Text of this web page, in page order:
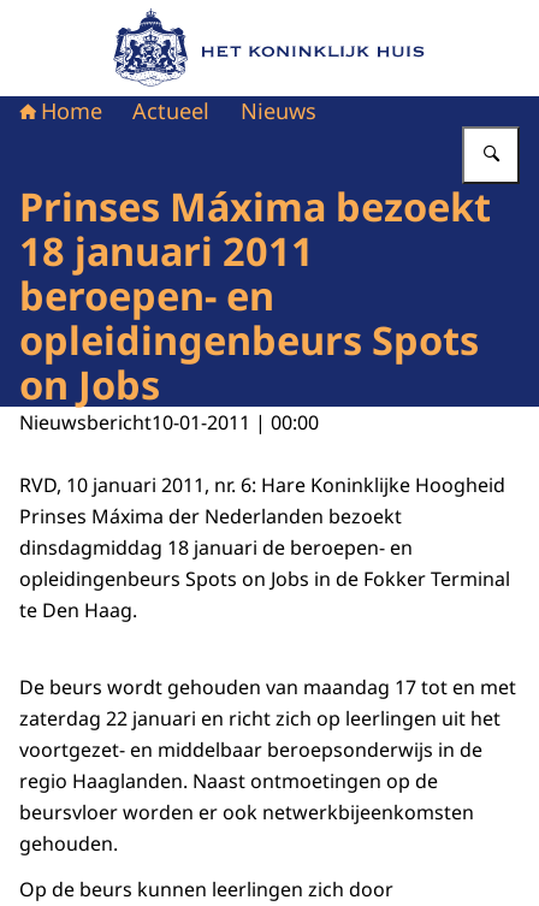
Naar de homepage van Het Koninklijk Huis
Home Actueel Nieuws
Prinses Máxima bezoekt
18 januari 2011
beroepen- en
opleidingenbeurs Spots
on Jobs
Nieuwsbericht10-01-2011 | 00:00
RVD, 10 januari 2011, nr. 6: Hare Koninklijke Hoogheid
Prinses Máxima der Nederlanden bezoekt
dinsdagmiddag 18 januari de beroepen- en
opleidingenbeurs Spots on Jobs in de Fokker Terminal
te Den Haag.
De beurs wordt gehouden van maandag 17 tot en met
zaterdag 22 januari en richt zich op leerlingen uit het
voortgezet- en middelbaar beroepsonderwijs in de
regio Haaglanden. Naast ontmoetingen op de
beursvloer worden er ook netwerkbijeenkomsten
gehouden.
Op de beurs kunnen leerlingen zich door